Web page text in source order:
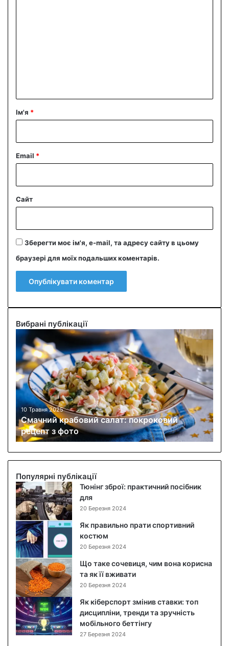
рІм'я *
Email *
Сайт
Зберегти моє ім'я, e-mail, та адресу сайту в цьому
браузері для моїх подальших коментарів.
Вибрані публікації
С
м
ч
н
и
й
к
р
а
б
о
в
и
й
с
а
л
а
т
:
п
о
к
р
о
к
о
в
10 Травня 2025
Смачний крабовий салат: покроковий
рецепт з фото
Популярні публікації
Тюнінг зброї: практичний посібник
для
20 Березня 2024
Як правильно прати спортивний
костюм
20 Березня 2024
Що таке сочевиця, чим вона корисна
та як її вживати
20 Березня 2024
Як кіберспорт змінив ставки: топ
дисципліни, тренди та зручність
мобільного беттінгу
27 Березня 2024